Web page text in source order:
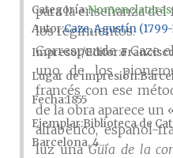
para la enseñanza del
los regimientos.
Corresponde a Caze
uno de los
francés con ese
de la obra aparece un
alfabético, español-
luz unaGuía de la
Categoría:Nomenclaturas
AutorCaze, Agustín
Impresor/Editor
Lugar de impresión
Fecha1855
Ejemplar Biblioteca de
Barcelona, 4...